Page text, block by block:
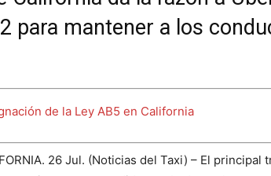
para mantener a los
de la Ley AB5 en California
26 Jul. (Noticias del Taxi) – El principal